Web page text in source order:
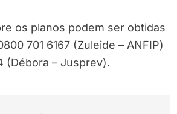
os planos podem ser obtidas
701 6167 (Zuleide – ANFIP)
(Débora – Jusprev).